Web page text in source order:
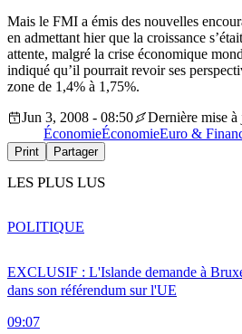
Mais le FMI a émis des nouvelles
en admettant hier que la croissance
attente, malgré la crise économique
indiqué qu’il pourrait revoir ses
zone de 1,4% à 1,75%.
Jun 3, 2008 - 08:50
Dernière mise
ÉconomieÉconomieEuro &
Print Partager
LES PLUS LUS
EXCLUSIF : L'Islande demande à
dans son référendum sur l'UE
09:07
POLITIQUE